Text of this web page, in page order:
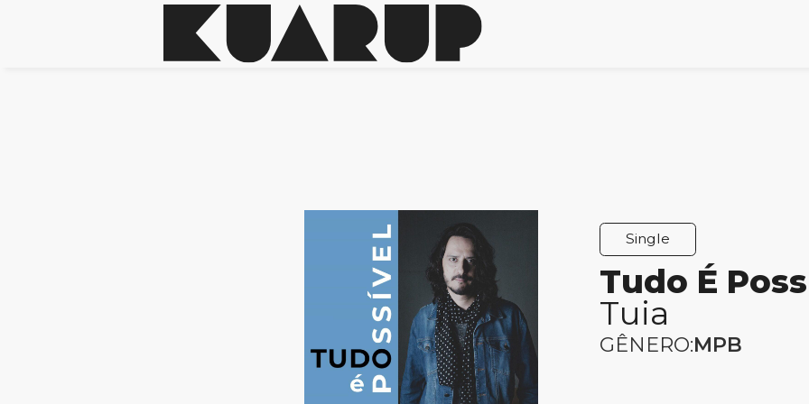
Single
Tudo É
Tuia
GÊNERO:MPB